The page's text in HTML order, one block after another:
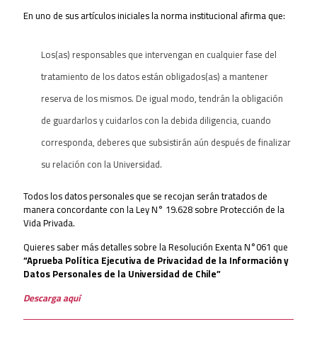
En uno de sus artículos iniciales la norma institucional afirma que:
Los(as) responsables que intervengan en cualquier fase del
tratamiento de los datos están obligados(as) a mantener
reserva de los mismos. De igual modo, tendrán la obligación
de guardarlos y cuidarlos con la debida diligencia, cuando
corresponda, deberes que subsistirán aún después de finalizar
su relación con la Universidad.
Todos los datos personales que se recojan serán tratados de
manera concordante con la Ley N° 19.628 sobre Protección de la
Vida Privada.
Quieres saber más detalles sobre la Resolución Exenta N°061 que
“Aprueba Política Ejecutiva de Privacidad de la Información y
Datos Personales de la Universidad de Chile”
Descarga aquí